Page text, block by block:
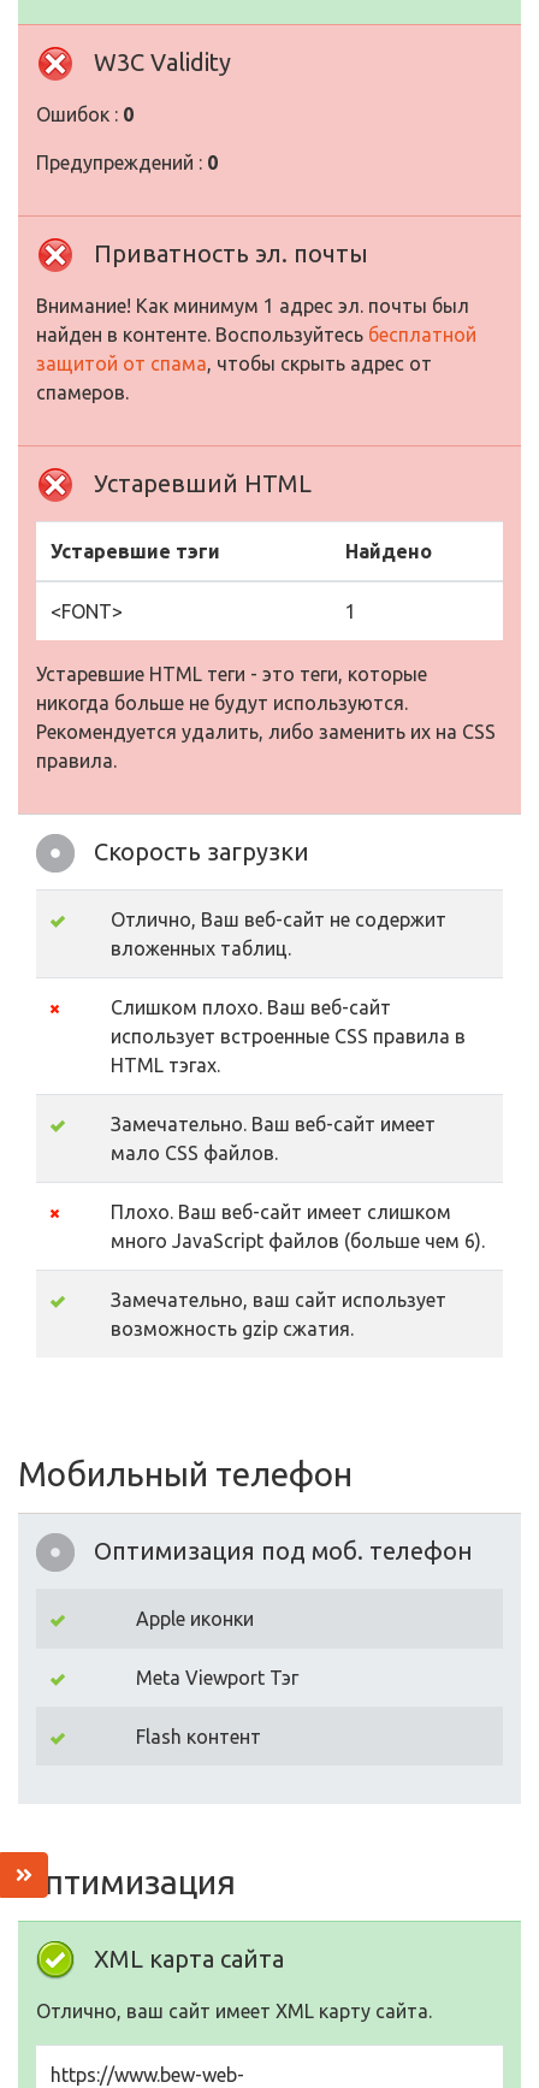
W3C Validity
Ошибок : 0
Предупреждений : 0
Приватность эл. почты
Внимание! Как минимум 1 адрес эл. почты был
найден в контенте. Воспользуйтесь бесплатной
защитой от спама, чтобы скрыть адрес от
спамеров.
Устаревший HTML
Устаревшие тэги Найдено
<FONT> 1
Устаревшие HTML теги - это теги, которые
никогда больше не будут используются.
Рекомендуется удалить, либо заменить их на CSS
правила.
Скорость загрузки
Отлично, Ваш веб-сайт не содержит
вложенных таблиц.
Слишком плохо. Ваш веб-сайт
использует встроенные CSS правила в
HTML тэгах.
Замечательно. Ваш веб-сайт имеет
мало CSS файлов.
Плохо. Ваш веб-сайт имеет слишком
много JavaScript файлов (больше чем 6).
Замечательно, ваш сайт использует
возможность gzip сжатия.
Мобильный телефон
Оптимизация под моб. телефон
Apple иконки
Meta Viewport Тэг
Flash контент
Оптимизация
XML карта сайта
Отлично, ваш сайт имеет XML карту сайта.
https://www.bew-web-